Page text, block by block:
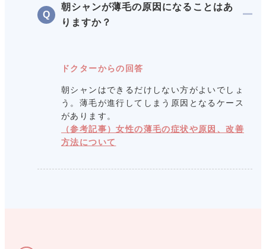
朝シャンが薄毛の原因になることはあ
りますか？
ドクターからの回答
朝シャンはできるだけしない方がよいでしょ
う。薄毛が進行してしまう原因となるケース
があります。
（参考記事）女性の薄毛の症状や原因、改善
方法について